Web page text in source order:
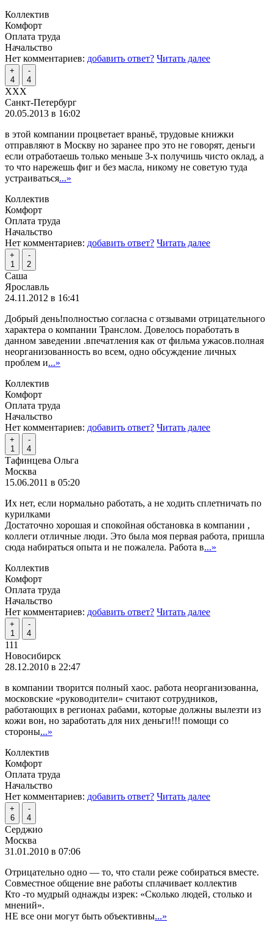
Коллектив
Комфорт
Оплата труда
Начальство
Нет комментариев: добавить ответ? Читать далее
+
4
-
4
XXX
Санкт-Петербург
20.05.2013 в 16:02
в этой компании процветает враньё, трудовые книжки
отправляют в Москву но заранее про это не говорят, деньги
если отработаешь только меньше 3-х получишь чисто оклад, а
то что нарежешь фиг и без масла, никому не советую туда
устраиваться...»
Коллектив
Комфорт
Оплата труда
Начальство
Нет комментариев: добавить ответ? Читать далее
+
1
-
2
Саша
Ярославль
24.11.2012 в 16:41
Добрый день!полностью согласна с отзывами отрицательного
характера о компании Транслом. Довелось поработать в
данном заведении .впечатления как от фильма ужасов.полная
неорганизованность во всем, одно обсуждение личных
проблем и...»
Коллектив
Комфорт
Оплата труда
Начальство
Нет комментариев: добавить ответ? Читать далее
+
1
-
4
Тафинцева Ольга
Москва
15.06.2011 в 05:20
Их нет, если нормально работать, а не ходить сплетничать по
курилками
Достаточно хорошая и спокойная обстановка в компании ,
коллеги отличные люди. Это была моя первая работа, пришла
сюда набираться опыта и не пожалела. Работа в...»
Коллектив
Комфорт
Оплата труда
Начальство
Нет комментариев: добавить ответ? Читать далее
+
1
-
4
111
Новосибирск
28.12.2010 в 22:47
в компании творится полный хаос. работа неорганизованна,
московские «руководители» считают сотрудников,
работающих в регионах рабами, которые должны вылезти из
кожи вон, но заработать для них деньги!!! помощи со
стороны...»
Коллектив
Комфорт
Оплата труда
Начальство
Нет комментариев: добавить ответ? Читать далее
+
6
-
4
Серджио
Москва
31.01.2010 в 07:06
Отрицательно одно — то, что стали реже собираться вместе.
Совместное общение вне работы сплачивает коллектив
Кто -то мудрый однажды изрек: «Сколько людей, столько и
мнений».
НЕ все они могут быть объективны...»